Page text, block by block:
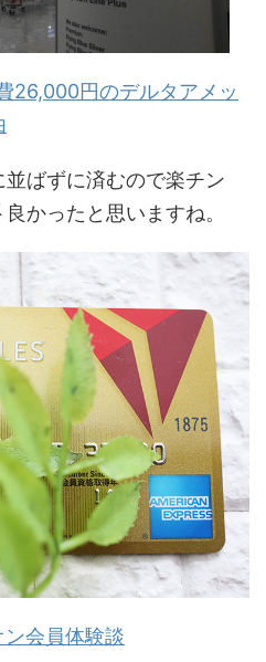
26,000円のデルタアメッ
ばずに済むので楽チン
かったと思いますね。
会員体験談